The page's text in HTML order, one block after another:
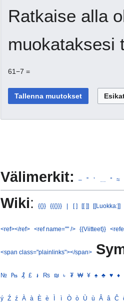
Ratkaise alla
muokataksesi
61−7 =
Välimerkit: – ” ’ ° ≈
Wiki: {{}} {{{}}} | [ ] [[ ]] [[Luokka:]]
<ref></ref> <ref name="" /> {{Viitteet}}
<span class="plainlinks"></span>
№ ₧ ₰ £ ៛ ₨ ₪ ৳ ₮ ₩ ¥ ♠ ♣ ♥ ♦
ý Ź ź À à È è Ì ì Ò ò Ù ù Â â Ĉ